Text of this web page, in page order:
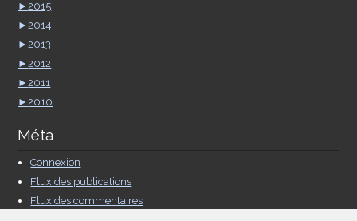
►2015
►2014
►2013
►2012
►2011
►2010
Méta
Connexion
Flux des publications
Flux des commentaires